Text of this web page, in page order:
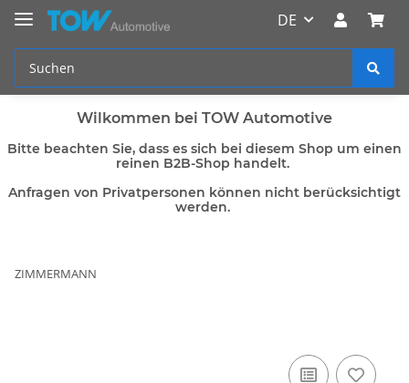
DE
Wilkommen bei TOW Automotive
Bitte beachten Sie, dass es sich bei diesem Shop um einen
reinen B2B-Shop handelt.
Anfragen von Privatpersonen können nicht berücksichtigt
werden.
ZIMMERMANN